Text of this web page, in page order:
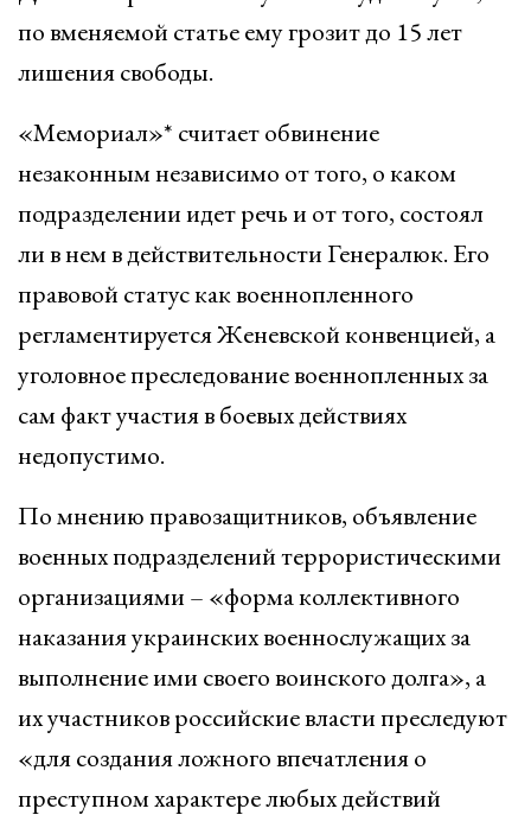
по вменяемой статье ему грозит до 15 лет
лишения свободы.
«Мемориал»* считает обвинение
незаконным независимо от того, о каком
подразделении идет речь и от того, состоял
ли в нем в действительности Генералюк. Его
правовой статус как военнопленного
регламентируется Женевской конвенцией, а
уголовное преследование военнопленных за
сам факт участия в боевых действиях
недопустимо.
По мнению правозащитников, объявление
военных подразделений террористическими
организациями – «форма коллективного
наказания украинских военнослужащих за
выполнение ими своего воинского долга», а
их участников российские власти преследуют
«для создания ложного впечатления о
преступном характере любых действий